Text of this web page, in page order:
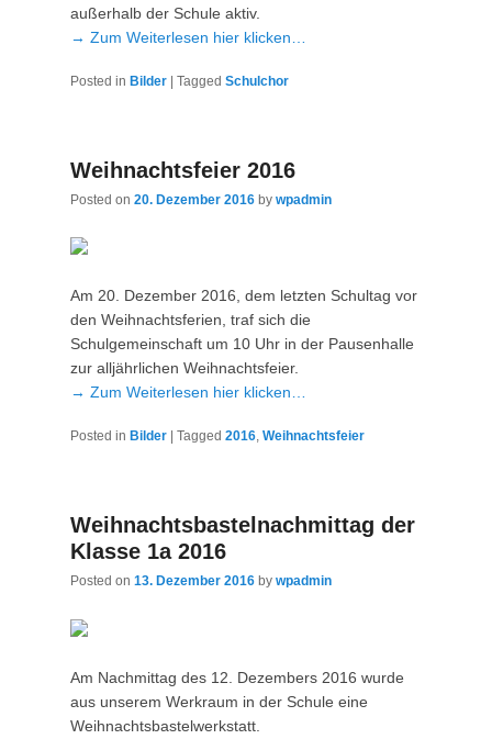
außerhalb der Schule aktiv.
→ Zum Weiterlesen hier klicken…
Posted in Bilder | Tagged Schulchor
Weihnachtsfeier 2016
Posted on 20. Dezember 2016 by wpadmin
Am 20. Dezember 2016, dem letzten Schultag vor
den Weihnachtsferien, traf sich die
Schulgemeinschaft um 10 Uhr in der Pausenhalle
zur alljährlichen Weihnachtsfeier.
→ Zum Weiterlesen hier klicken…
Posted in Bilder Tagged 2016, Weihnachtsfeier
Weihnachtsbastelnachmittag der
Klasse 1a 2016
Posted on 13. Dezember 2016 by wpadmin
Am Nachmittag des 12. Dezembers 2016 wurde
aus unserem Werkraum in der Schule eine
Weihnachtsbastelwerkstatt.